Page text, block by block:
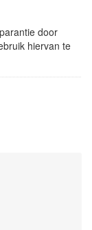
door
hiervan te